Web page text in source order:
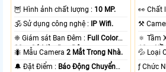
🦉 Hình ảnh chất lượng : 10 MP.
🕉️ Sử dụng công nghệ :
IP Wifi.
❈ Giám sát Ban Đêm : Full Color
20m Có Màu Ban Ðêm.
🐜 Mẫu Camera2 Mắt Trong Nhà.
️🔔 Đặt Điểm : Báo Động Chuyển
️👀
10m💦